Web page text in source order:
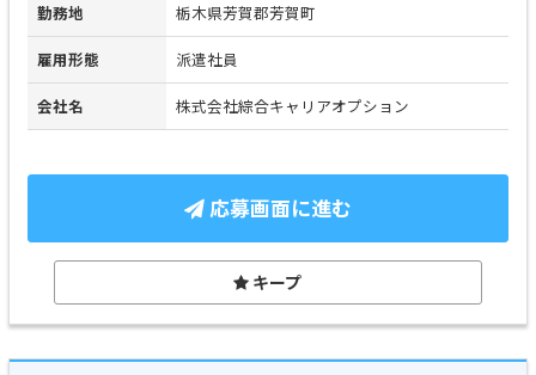
勤務地 栃木県芳賀郡芳賀町
雇用形態 派遣社員
会社名 株式会社綜合キャリアオプション
応募画面に進む
キープ